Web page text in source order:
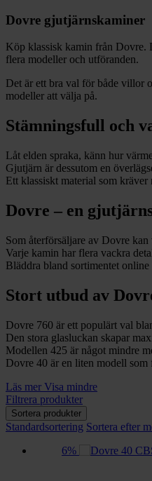
Dovre gjutjärnskaminer
Köp klassisk kamin från Dovre.
flera modeller och utföranden.
Det är ett bra val för både villor
modeller att välja på.
Stämningsfull och
Låt elden spraka, känn hur
Gjutjärn är dessutom en
Ett klassiskt material som
Dovre – en
Som återförsäljare av Dovre
Varje kamin har flera vackra
Bläddra bland sortimentet
Stort utbud av
Dovre 760 är ett populärt val
Den stora glasluckan skapar
Modellen 425 är något mindre
Dovre 40 är en liten modell
Läs mer Visa mindre
Filtrera produkter
Sortera produkter
Standardsortering Sortera efter
6%